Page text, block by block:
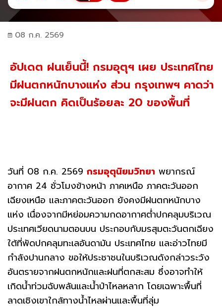
08 ก.ค. 2569
อัปเดต ฝนเย็นนี้! กรมอุตุฯ เผย ประเทศไทย
มีฝนตกหนักบางแห่ง ส่วน กรุงเทพฯ คาดว่า
จะมีฝนตก คิดเป็นร้อยละ 20 ของพื้นที่
วันที่ 08 ก.ค. 2569 กรมอุตุนิยมวิทยา พยากรณ์
อากาศ 24 ชั่วโมงข้างหน้า ภาคเหนือ ภาคตะวันออก
เฉียงเหนือ และภาคตะวันออก ยังคงมีฝนตกหนักบาง
แห่ง เนื่องจากมีหย่อมความกดอากาศต่ำปกคลุมบริเวณ
ประเทศเวียดนามตอนบน ประกอบกับมรสุมตะวันตกเฉียง
ใต้ที่พัดปกคลุมทะเลอันดามัน ประเทศไทย และอ่าวไทยมี
กำลังปานกลาง ขอให้ประชาชนในบริเวณดังกล่าวระวัง
อันตรายจากฝนตกหนักและฝนที่ตกสะสม ซึ่งอาจทำให้
เกิดน้ำท่วมฉับพลันและน้ำป่าไหลหลาก โดยเฉพาะพื้นที่
ลาดเชิงเขาใกล้ทางน้ำไหลผ่านและพื้นที่ลุ่ม